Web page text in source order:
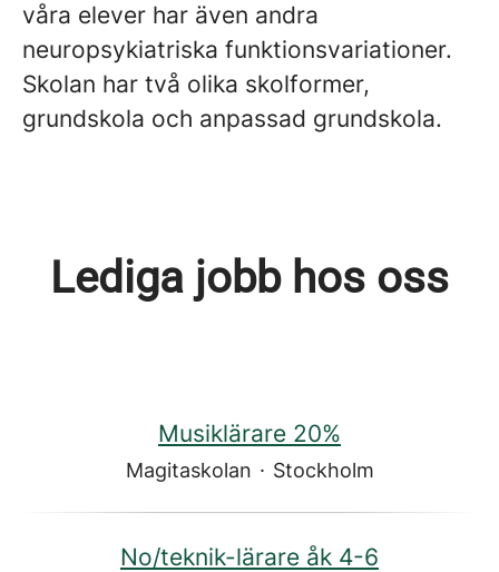
våra elever har även andra
neuropsykiatriska funktionsvariationer.
Skolan har två olika skolformer,
grundskola och anpassad grundskola.
Lediga jobb hos oss
Musiklärare 20%
Magitaskolan · Stockholm
No/teknik-lärare åk 4-6